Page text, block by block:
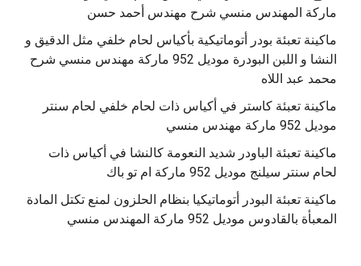
ماكينة تعبئة بودر أتوماتيكية بأكياس لحام خلفي مثل الدقيق و
النشا و اللبن البودرة موديل 952 ماركة مهندس منسي شرح
محمد عبد اللاه
‫ماكينة تعبئة كاستر في أكياس ذات لحام خلفي لحام سنتر
موديل 952 ماركة مهندس منسي
‫ماكينة تعبئة الباودر شديد النعومة كالنشا في أكياس ذات
‫ماكينة تعبئة البودر أتوماتيكيا بنظام الحلزون لمنع تكتل المادة